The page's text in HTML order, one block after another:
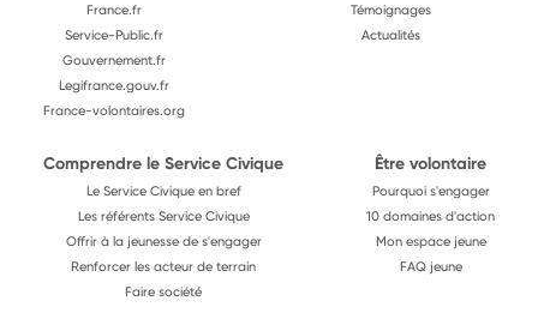
France.fr
Service-Public.fr
Gouvernement.fr
Legifrance.gouv.fr
France-volontaires.org
Témoignages
Actualités
Comprendre le Service Civique
Le Service Civique en bref
Les référents Service Civique
Offrir à la jeunesse de s'engager
Renforcer les acteur de terrain
Faire société
Être volontaire
Pourquoi s'engager
10 domaines d'action
Mon espace jeune
FAQ jeune